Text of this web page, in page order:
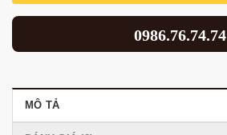
0986.76.74.74
MÔ TẢ